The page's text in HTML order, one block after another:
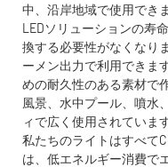
中、沿岸地域で使用できま
LEDソリューションの寿
換する必要性がなくなり
ーメン出力で利用できま
めの耐久性のある素材で
風景、水中プール、噴水
ィで広く使用されています
私たちのライトはすべて
は、低エネルギー消費で